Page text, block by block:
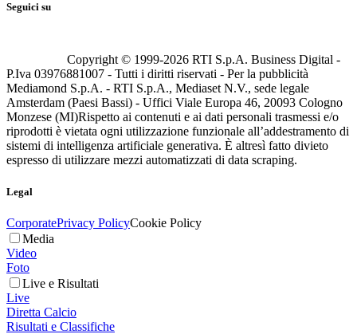
Seguici su
Copyright © 1999-2026 RTI S.p.A. Business Digital -
P.Iva 03976881007 - Tutti i diritti riservati - Per la pubblicità
Mediamond S.p.A. - RTI S.p.A., Mediaset N.V., sede legale
Amsterdam (Paesi Bassi) - Uffici Viale Europa 46, 20093 Cologno
Monzese (MI)Rispetto ai contenuti e ai dati personali trasmessi e/o
riprodotti è vietata ogni utilizzazione funzionale all’addestramento di
sistemi di intelligenza artificiale generativa. È altresì fatto divieto
espresso di utilizzare mezzi automatizzati di data scraping.
Legal
CorporatePrivacy PolicyCookie Policy
Media
Video
Foto
Live e Risultati
Live
Diretta Calcio
Risultati e Classifiche